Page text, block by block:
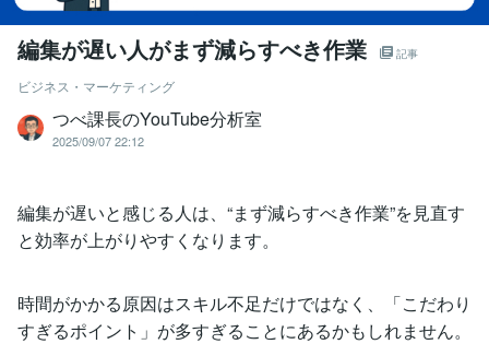
編集が遅い人がまず減らすべき作業 記事
ビジネス・マーケティング
つべ課長のYouTube分析室
2025/09/07 22:12
編集が遅いと感じる人は、“まず減らすべき作業”を見直す
と効率が上がりやすくなります。
時間がかかる原因はスキル不足だけではなく、「こだわり
すぎるポイント」が多すぎることにあるかもしれません。